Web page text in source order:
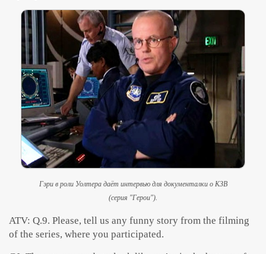
Гэри в роли Уолтера даёт интервью для документалки о КЗВ
(серия "Герои").
ATV: Q.9. Please, tell us any funny story from the filming
of the series, where you participated.